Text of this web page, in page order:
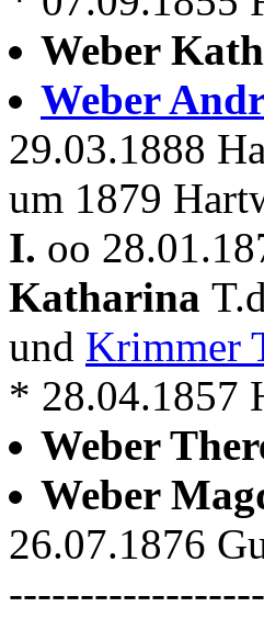
Weber
Weber
29.03.1888
um 1879
I. oo
Katharina
und Krimmer
* 28.04.1857
Weber
Weber
26.07.1876